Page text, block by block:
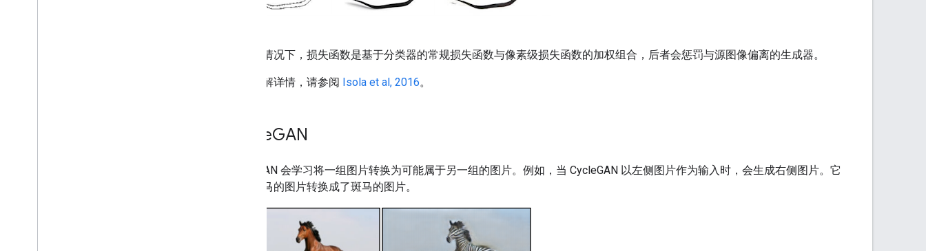
在这些情况下，损失函数是基于分类器的常规损失函数与像素级损失函数的加权组合，后者会惩罚与源图像偏离的生成器。
如需了解详情，请参阅 Isola et al, 2016。
CycleGAN
CycleGAN 会学习将一组图片转换为可能属于另一组的图片。例如，当 CycleGAN 以左侧图片作为输入时，会生成右侧图片。它
将一张马的图片转换成了斑马的图片。